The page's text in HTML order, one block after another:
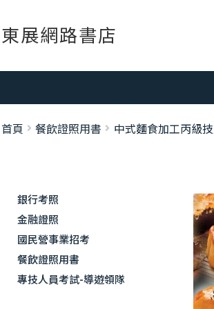
跳
至
覽
跳
至
要
東展網路書店
首頁 餐飲證照用書 中式麵食加工丙級
銀行考照
金融證照
國民營事業招考
餐飲證照用書
專技人員考試-導遊領隊